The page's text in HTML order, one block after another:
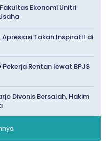
Ekonomi Unitri
Apresiasi Tokoh Inspiratif di
Rentan lewat BPJS
Divonis Bersalah, Hakim